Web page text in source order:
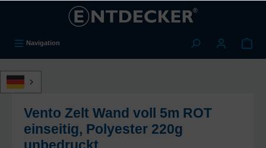
Navigation
Vento Zelt Wand voll 5m ROT
einseitig, Polyester 220g
unbedruckt